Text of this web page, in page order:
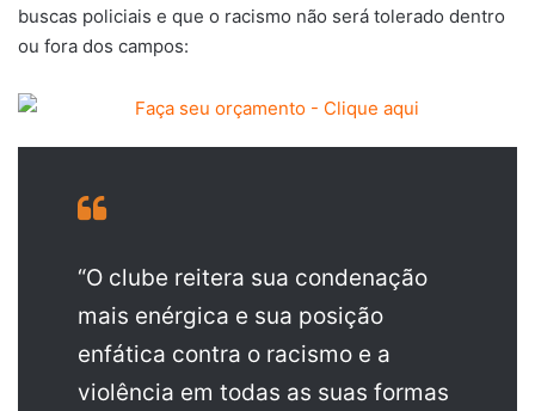
buscas policiais e que o racismo não será tolerado dentro
ou fora dos campos:
“O clube reitera sua condenação
mais enérgica e sua posição
enfática contra o racismo e a
violência em todas as suas formas